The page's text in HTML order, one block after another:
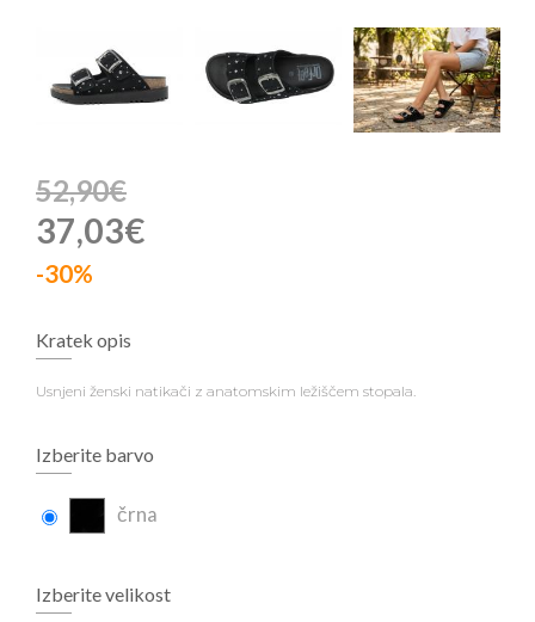
52,90€
37,03€
-30%
Kratek opis
Usnjeni ženski natikači z anatomskim ležiščem stopala.
Izberite barvo
črna
Izberite velikost